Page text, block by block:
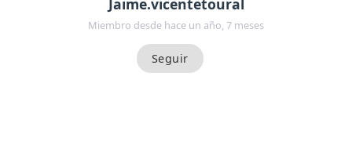
Jaime.vicentetoural
Miembro desde hace un año, 7 meses